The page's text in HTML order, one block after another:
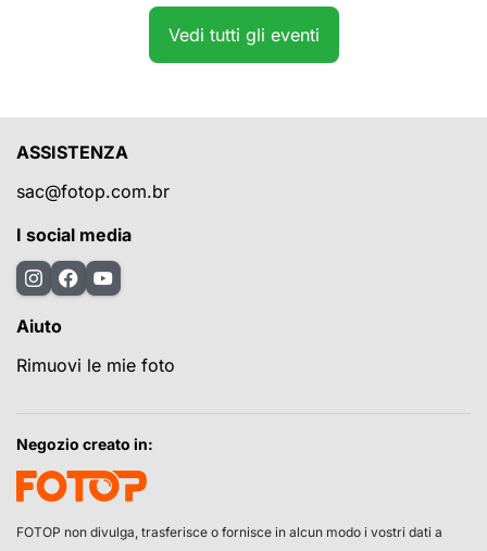
Vedi tutti gli eventi
ASSISTENZA
sac@fotop.com.br
I social media
Aiuto
Rimuovi le mie foto
Negozio creato in:
FOTOP non divulga, trasferisce o fornisce in alcun modo i vostri dati a